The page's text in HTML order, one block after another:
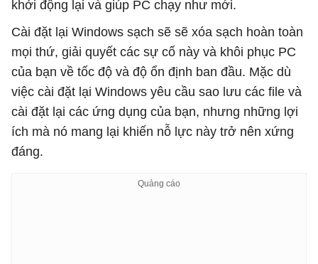
khởi động lại và giúp PC chạy như mới.
Cài đặt lại Windows sạch sẽ sẽ xóa sạch hoàn toàn
mọi thứ, giải quyết các sự cố này và khôi phục PC
của bạn về tốc độ và độ ổn định ban đầu. Mặc dù
việc cài đặt lại Windows yêu cầu sao lưu các file và
cài đặt lại các ứng dụng của bạn, nhưng những lợi
ích mà nó mang lại khiến nỗ lực này trở nên xứng
đáng.